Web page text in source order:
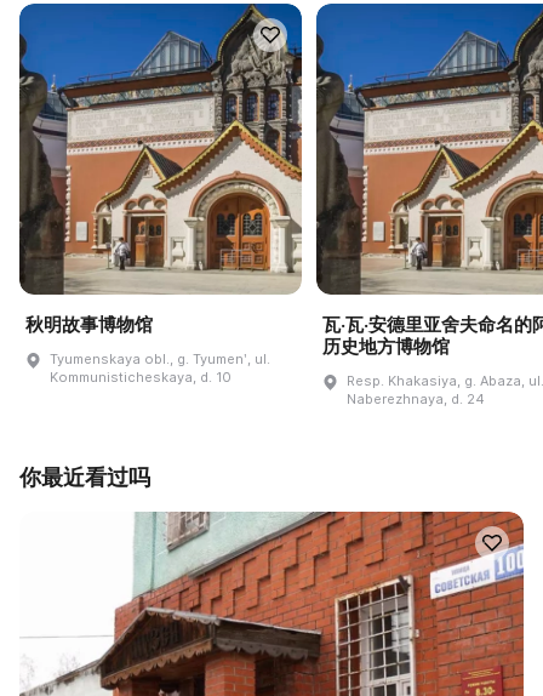
秋明故事博物馆
Tyumenskaya obl., g. Tyumenʹ, ul.
Kommunisticheskaya, d. 10
瓦·瓦·安德里亚舍夫命名的
历史地方博物馆
Resp. Khakasiya, g. Abaza, ul.
Naberezhnaya, d. 24
你最近看过吗